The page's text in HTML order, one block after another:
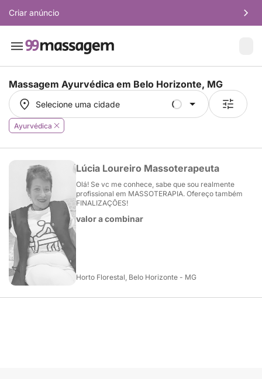
Criar anúncio
Massagem Ayurvédica em Belo Horizonte, MG
Selecione uma cidade
Selecione uma cidade
Ayurvédica
Lúcia Loureiro Massoterapeuta
Olá! Se vc me conhece, sabe que sou realmente
profissional em MASSOTERAPIA. Ofereço também
FINALIZAÇÕES!
valor a combinar
Horto Florestal, Belo Horizonte - MG